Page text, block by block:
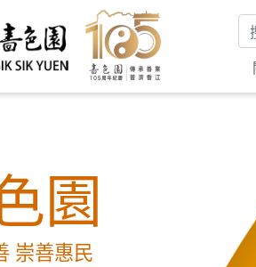
搜
園
崇善惠民